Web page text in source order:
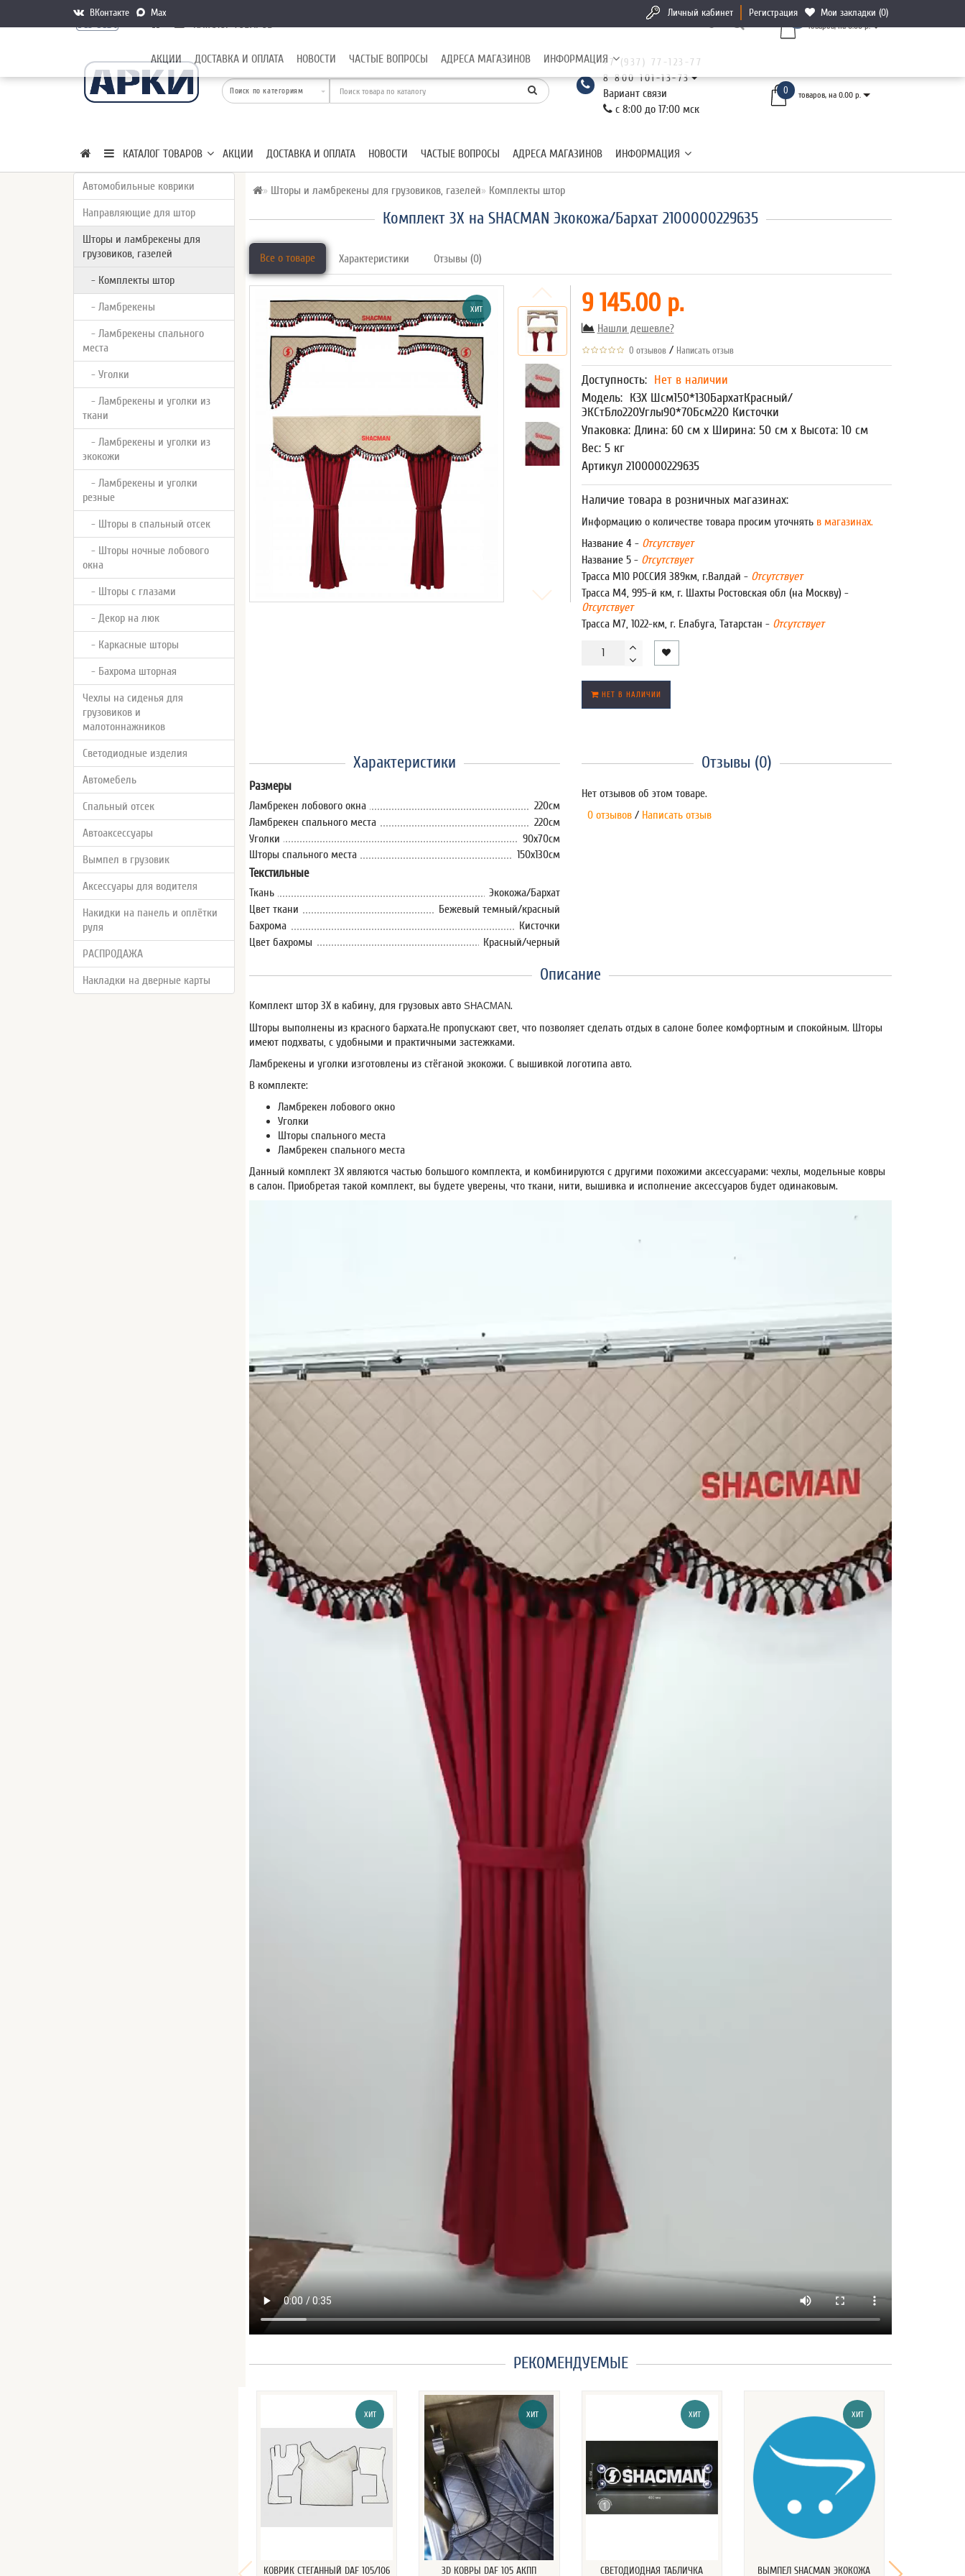
КАТАЛОГ ТОВАРОВ
АКЦИИ ДОСТАВКА И ОПЛАТА НОВОСТИ ЧАСТЫЕ ВОПРОСЫ АДРЕСА МАГАЗИНОВ ИНФОРМАЦИЯ
товаров, на 0.00 р.
ВКонтакте Max Личный кабинет Регистрация Мои закладки (0)
+7 (937) 77-123-77
8 800 101-13-73
Вариант связи
с 8:00 до 17:00 мск
0 товаров, на 0.00 р.
КАТАЛОГ ТОВАРОВ АКЦИИ ДОСТАВКА И ОПЛАТА НОВОСТИ ЧАСТЫЕ ВОПРОСЫ АДРЕСА МАГАЗИНОВ ИНФОРМАЦИЯ
Автомобильные коврики
Направляющие для штор
Шторы и ламбрекены для
грузовиков, газелей
- Комплекты штор
- Ламбрекены
- Ламбрекены спального
места
- Уголки
- Ламбрекены и уголки из
ткани
- Ламбрекены и уголки из
экокожи
- Ламбрекены и уголки
резные
- Шторы в спальный отсек
- Шторы ночные лобового
окна
- Шторы с глазами
- Декор на люк
- Каркасные шторы
- Бахрома шторная
Чехлы на сиденья для
грузовиков и
малотоннажников
Светодиодные изделия
Автомебель
Спальный отсек
Автоаксессуары
Вымпел в грузовик
Аксессуары для водителя
Накидки на панель и оплётки
руля
РАСПРОДАЖА
Накладки на дверные карты
Шторы и ламбрекены для грузовиков, газелей Комплекты штор
Комплект 3Х на SHACMAN Экокожа/Бархат 2100000229635
Все о товаре Характеристики Отзывы (0)
ХИТ 9 145.00 р.
Нашли дешевле?
0 отзывов / Написать отзыв
Доступность: Нет в наличии
Модель: К3Х Шсм150*130БархатКрасный/
ЭКСтБло220Углы90*70Бсм220 Кисточки
Упаковка: Длина: 60 см x Ширина: 50 см x Высота: 10 см
Вес: 5 кг
Артикул 2100000229635
Наличие товара в розничных магазинах:
Информацию о количестве товара просим уточнятьв магазинах.
Название 4 - Отсутствует
Название 5 - Отсутствует
Трасса М10 РОССИЯ 389км, г.Валдай - Отсутствует
Трасса М4, 995-й км, г. Шахты Ростовская обл (на Москву) -
Отсутствует
Трасса М7, 1022-км, г. Елабуга, Татарстан - Отсутствует
НЕТ В НАЛИЧИИ
Характеристики
Размеры
Ламбрекен лобового окна
220см
Ламбрекен спального места
220см
Уголки
90x70см
Шторы спального места
150х130см
Текстильные
Ткань
Экокожа/Бархат
Цвет ткани
Бежевый темный/красный
Бахрома
Кисточки
Цвет бахромы
Красный/черный
Отзывы (0)
Нет отзывов об этом товаре.
0 отзывов / Написать отзыв
Описание
Комплект штор 3Х в кабину, для грузовых автоSHACMAN.
Шторы выполнены из красного бархата.Не пропускают свет, что позволяет сделать отдых в салоне более комфортным и спокойным. Шторы
имеют подхваты, с удобными и практичными застежками.
Ламбрекены и уголки изготовлены из стёганой экокожи. С вышивкой логотипа авто.
В комплекте:
Ламбрекен лобового окно
Уголки
Шторы спального места
Ламбрекен спального места
Данный комплект 3Х являются частью большого комплекта, и комбинируются с другими похожими аксессуарами: чехлы, модельные ковры
в салон. Приобретая такой комплект, вы будете уверены, что ткани, нити, вышивка и исполнение аксессуаров будет одинаковым.
РЕКОМЕНДУЕМЫЕ
ХИТ
КОВРИК СТЕГАННЫЙ DAF 105/106
ХИТ
3D КОВРЫ DAF 105 АКПП
ХИТ
СВЕТОДИОДНАЯ ТАБЛИЧКА
ХИТ
ВЫМПЕЛ SHACMAN ЭКОКОЖА